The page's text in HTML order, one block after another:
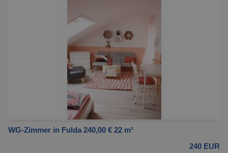
WG-Zimmer in Fulda 240,00 € 22 m²
240 EUR